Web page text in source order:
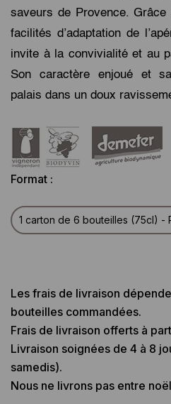
saveurs de Provence.
facilités d’adaptation de
invite à la convivialité et au
Son caractère enjoué et
palais dans un doux
Format :
Les frais de livraison
bouteilles commandées.
Frais de livraison offerts à
Livraison soignées de 4 à 8
samedis).
Nous ne livrons pas entre